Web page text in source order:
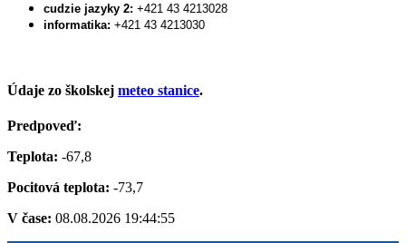
cudzie jazyky 2: +421 43 4213028
informatika: +421 43 4213030
Údaje zo školskej meteo stanice.
Predpoveď:
Teplota: -67,8
Pocitová teplota: -73,7
V čase: 08.08.2026 19:44:55